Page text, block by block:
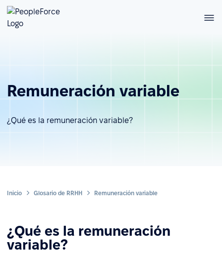
Remuneración variable
¿Qué es la remuneración variable?
Inicio Glosario de RRHH Remuneración variable
¿Qué es la remuneración
variable?